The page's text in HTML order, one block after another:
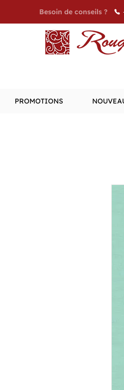
Besoin de conseils ?
PROMOTIONS